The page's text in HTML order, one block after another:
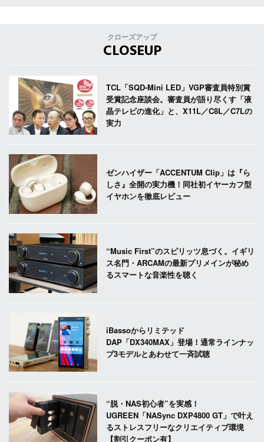
クローズアップ
CLOSEUP
TCL「SQD-Mini LED」VGP審査員特別賞
受賞記念座談会。審査員が語り尽くす「液
晶テレビの進化」と、X11L／C8L／C7Lの
実力
ゼンハイザー「ACCENTUM Clip」は『ら
しさ』全開の実力機！同社初イヤーカフ型
イヤホンを徹底レビュー
“Music First”のスピリッツ息づく。イギリ
ス名門・ARCAMの最新プリメインが秘め
るスマートな音楽性を聴く
iBassoからリミテッド
DAP「DX340MAX」登場！通常ラインナッ
プ3モデルとあわせて一斉試聴
“脱・NAS初心者”を実感！
UGREEN「NASync DXP4800 GT」で叶え
るストレスフリーなクリエイティブ環境
【割引クーポン有】